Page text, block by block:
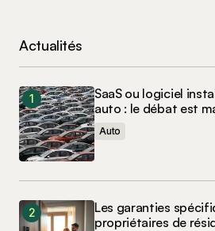
Actualités
SaaS ou logiciel
auto : le débat est
Auto
Les garanties
propriétaires de